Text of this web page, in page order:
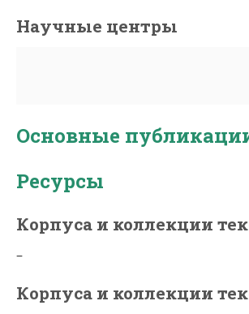
Научные центры
Основные
Ресурсы
Корпуса и коллекции
–
Корпуса и коллекции